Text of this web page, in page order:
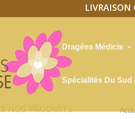
Dragées Médicis
Spécialités Du Sud
NOS PRODUITS